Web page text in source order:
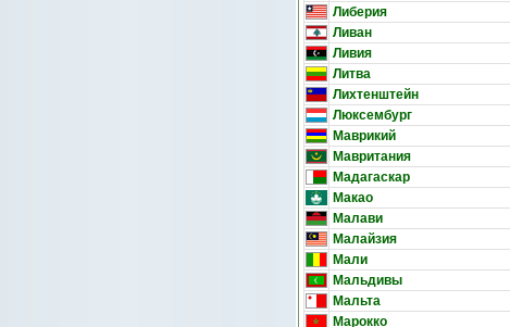
Либерия
Ливан
Ливия
Литва
Лихтенштейн
Люксембург
Маврикий
Мавритания
Мадагаскар
Макао
Малави
Малайзия
Мали
Мальдивы
Мальта
Марокко